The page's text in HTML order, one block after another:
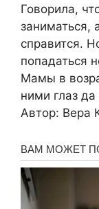
Говорила,
заниматься,
справится.
попадаться
Мамы в
ними глаз
Автор: Вера